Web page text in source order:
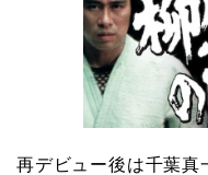
再デビュー後は千葉真